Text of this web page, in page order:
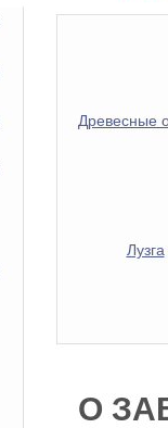
Древесные
Лузга
О